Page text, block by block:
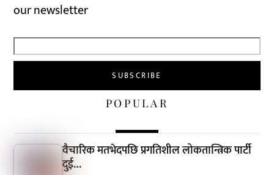
our newsletter
POPULAR
वैचारिक मतभेदपछि प्रगतिशील लोकतान्त्रिक पार्टी
दुई…